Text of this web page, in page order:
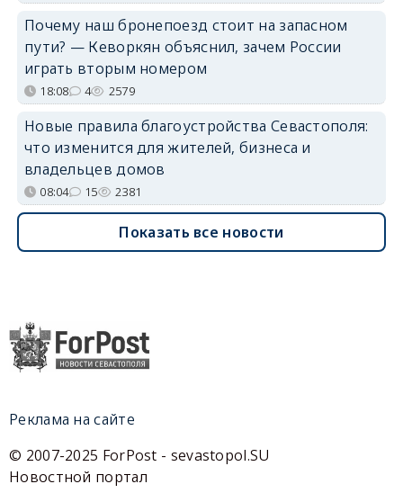
Почему наш бронепоезд стоит на запасном
пути? — Кеворкян объяснил, зачем России
играть вторым номером
18:08 4 2579
Новые правила благоустройства Севастополя:
что изменится для жителей, бизнеса и
владельцев домов
08:04 15 2381
Показать все новости
Реклама на сайте
© 2007-2025 ForPost - sevastopol.SU
Новостной портал